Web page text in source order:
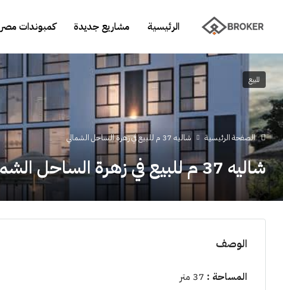
الرئيسية مشاريع جديدة كمبوندات مصر
للبيع
الصفحة الرئيسية شاليه 37 م للبيع في زهرة الساحل الشمالي
شاليه 37 م للبيع في زهرة الساحل الشمالي
الوصف
المساحة :